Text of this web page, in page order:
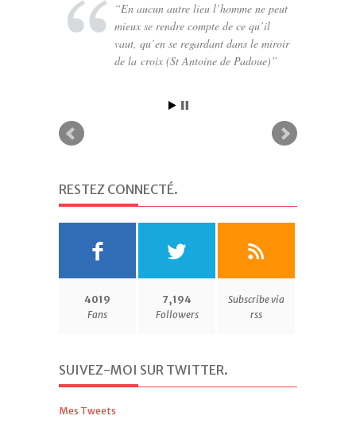
En aucun autre lieu l’homme ne peut
mieux se rendre compte de ce qu’il
vaut, qu’en se regardant dans le miroir
de la croix (St Antoine de Padoue)
RESTEZ CONNECTÉ.
4019
Fans
7,194
Followers
Subscribe via
rss
SUIVEZ-MOI SUR TWITTER.
Mes Tweets